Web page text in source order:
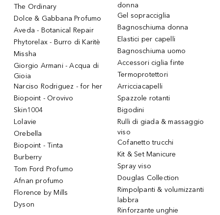
The Ordinary
Dolce & Gabbana Profumo
Aveda - Botanical Repair
Phytorelax - Burro di Karitè
Missha
Giorgio Armani - Acqua di
Gioia
Narciso Rodriguez - for her
Biopoint - Orovivo
Skin1004
Lolavie
Orebella
Biopoint - Tinta
Burberry
Tom Ford Profumo
Afnan profumo
Florence by Mills
Dyson
donna
Gel sopracciglia
Bagnoschiuma donna
Elastici per capelli
Bagnoschiuma uomo
Accessori ciglia finte
Termoprotettori
Arricciacapelli
Spazzole rotanti
Bigodini
Rulli di giada & massaggio
viso
Cofanetto trucchi
Kit & Set Manicure
Spray viso
Douglas Collection
Rimpolpanti & volumizzanti
labbra
Rinforzante unghie